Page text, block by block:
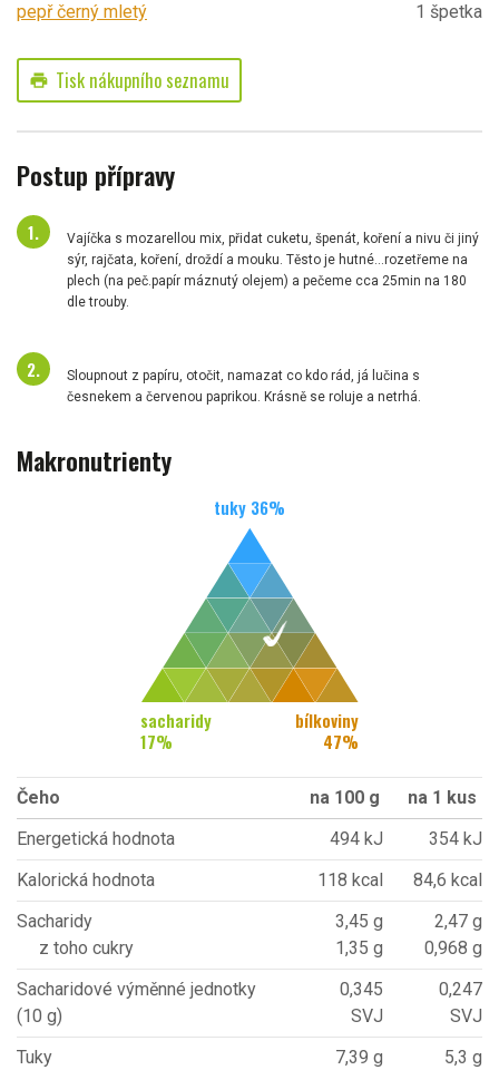
pepř černý mletý
1 špetka
print Tisk nákupního seznamu
Postup přípravy
Vajíčka s mozarellou mix, přidat cuketu, špenát, koření a nivu či jiný
sýr, rajčata, koření, droždí a mouku. Těsto je hutné...rozetřeme na
plech (na peč.papír máznutý olejem) a pečeme cca 25min na 180
dle trouby.
Sloupnout z papíru, otočit, namazat co kdo rád, já lučina s
česnekem a červenou paprikou. Krásně se roluje a netrhá.
Makronutrienty
tuky 36%
sacharidy
17%
bílkoviny
47%
Čeho na 100 g
na 1 kus
Energetická hodnota
494 kJ
354 kJ
Kalorická hodnota
118 kcal
84,6 kcal
Sacharidy
z toho cukry
3,45 g
1,35 g
2,47 g
0,968 g
Sacharidové výměnné jednotky
(10 g)
0,345
SVJ
0,247
SVJ
Tuky
7,39 g
5,3 g